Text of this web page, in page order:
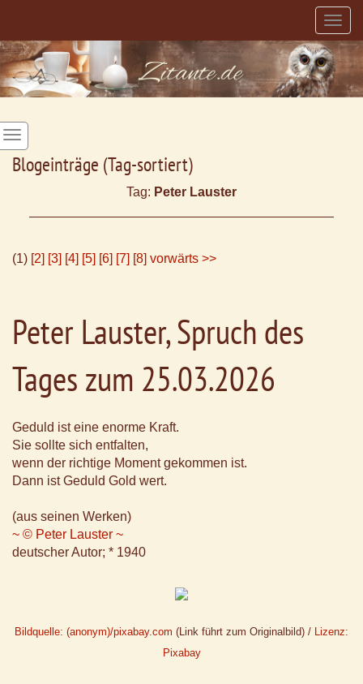
Blogeinträge (Tag-sortiert)
Tag: Peter Lauster
(1) [2] [3] [4] [5] [6] [7] [8] vorwärts >>
Peter Lauster, Spruch des
Tages zum 25.03.2026
Geduld ist eine enorme Kraft.
Sie sollte sich entfalten,
wenn der richtige Moment gekommen ist.
Dann ist Geduld Gold wert.
(aus seinen Werken)
~ © Peter Lauster ~
deutscher Autor; * 1940
Bildquelle: (anonym)/pixabay.com (Link führt zum Originalbild) / Lizenz:
Pixabay